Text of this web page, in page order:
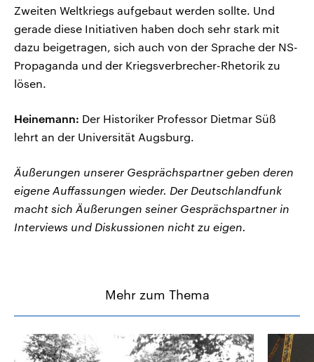
Zweiten Weltkriegs aufgebaut werden sollte. Und
gerade diese Initiativen haben doch sehr stark mit
dazu beigetragen, sich auch von der Sprache der NS-
Propaganda und der Kriegsverbrecher-Rhetorik zu
lösen.
Heinemann: Der Historiker Professor Dietmar Süß
lehrt an der Universität Augsburg.
Äußerungen unserer Gesprächspartner geben deren
eigene Auffassungen wieder. Der Deutschlandfunk
macht sich Äußerungen seiner Gesprächspartner in
Interviews und Diskussionen nicht zu eigen.
Mehr zum Thema